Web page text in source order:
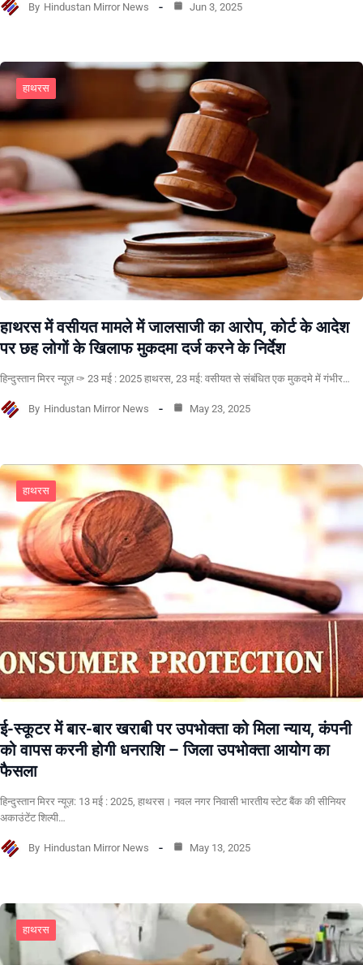
By Hindustan Mirror News Jun 3, 2025
हाथरस
हाथरस में वसीयत मामले में जालसाजी का आरोप, कोर्ट के आदेश
पर छह लोगों के खिलाफ मुकदमा दर्ज करने के निर्देश
हिन्दुस्तान मिरर न्यूज़ ✑ 23 मई : 2025 हाथरस, 23 मई: वसीयत से संबंधित एक मुकदमे में गंभीर…
By Hindustan Mirror News May 23, 2025
हाथरस
ई-स्कूटर में बार-बार खराबी पर उपभोक्ता को मिला न्याय, कंपनी
को वापस करनी होगी धनराशि – जिला उपभोक्ता आयोग का
फैसला
हिन्दुस्तान मिरर न्यूज़: 13 मई : 2025, हाथरस। नवल नगर निवासी भारतीय स्टेट बैंक की सीनियर
अकाउंटेंट शिल्पी…
By Hindustan Mirror News May 13, 2025
हाथरस